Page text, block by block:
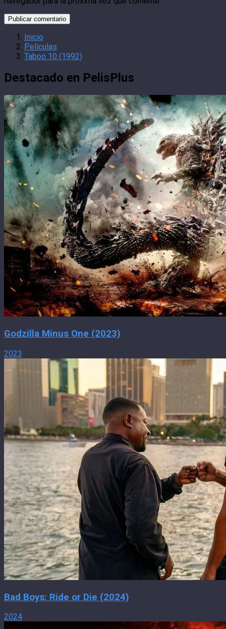
Inicio
Películas
Taboo 10 (1992)
Destacado en PelisPlus
Godzilla Minus One (2023)
2023
Bad Boys: Ride or Die (2024)
2024